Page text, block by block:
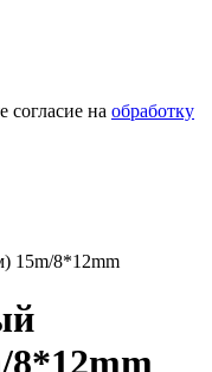
на обработку
15m/8*12mm
8*12mm